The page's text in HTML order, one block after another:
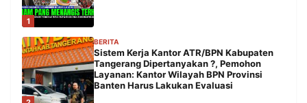
1
BERITA
Sistem Kerja Kantor ATR/BPN Kabupaten
Tangerang Dipertanyakan ?, Pemohon
Layanan: Kantor Wilayah BPN Provinsi
Banten Harus Lakukan Evaluasi